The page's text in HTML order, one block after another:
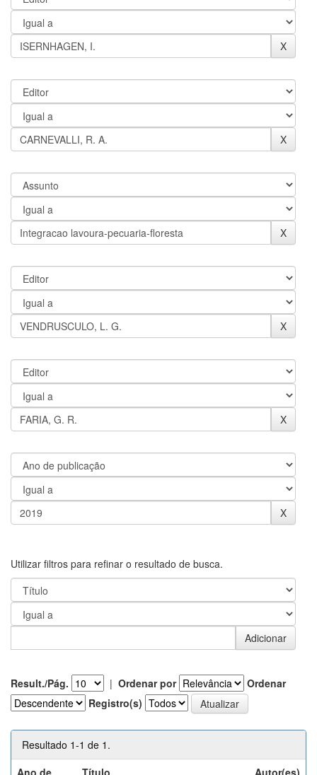
Utilizar filtros para refinar o resultado de busca.
Result./Pág. | Ordenar por
Ordenar
Registro(s)
Resultado 1-1 de 1.
Ano de
Título Autor(es)